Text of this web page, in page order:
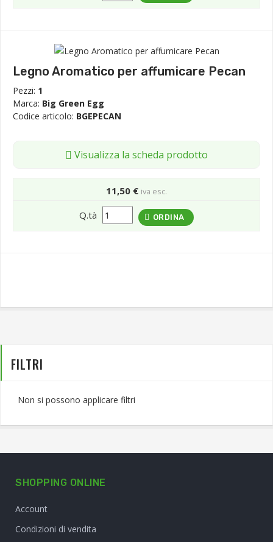
Legno Aromatico per affumicare Pecan
Pezzi: 1
Marca: Big Green Egg
Codice articolo: BGEPECAN
Visualizza la scheda prodotto
11,50 € iva esc.
Q.tà ORDINA
FILTRI
Non si possono applicare filtri
SHOPPING ONLINE
Account
Condizioni di vendita